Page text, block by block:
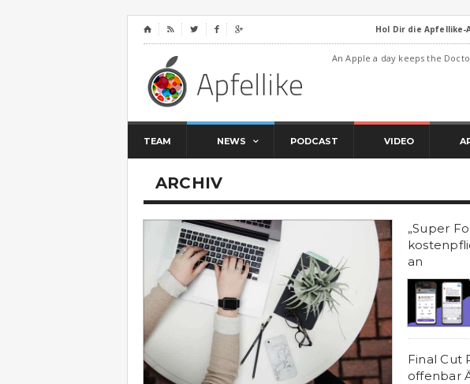
⌂     Hol Dir die Apfellike-
An Apple a day keeps the
TEAM NEWS PODCAST VIDEO
ARCHIV
„Super
an
Final Cut
offenbar